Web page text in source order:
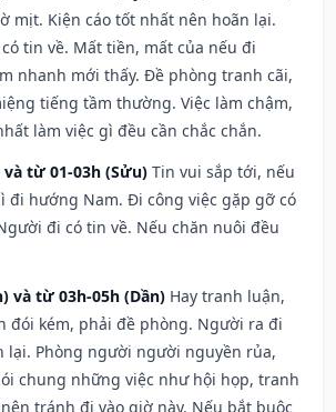
mịt. Kiện cáo tốt nhất nên hoãn lại.
tin về. Mất tiền, mất của nếu đi
nhanh mới thấy. Đề phòng tranh cãi,
tiếng tầm thường. Việc làm chậm,
làm việc gì đều cần chắc chắn.
từ 01-03h (Sửu) Tin vui sắp tới, nếu
đi hướng Nam. Đi công việc gặp gỡ có
đi có tin về. Nếu chăn nuôi đều
và từ 03h-05h (Dần) Hay tranh luận,
đói kém, phải đề phòng. Người ra đi
lại. Phòng người người nguyền rủa,
chung những việc như hội họp, tranh
tránh đi vào giờ này. Nếu bắt buộc